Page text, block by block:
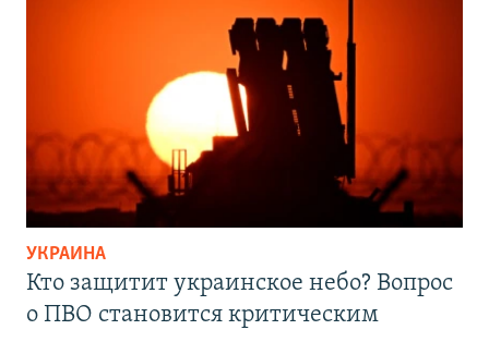
УКРАИНА
Кто защитит украинское небо? Вопрос
о ПВО становится критическим